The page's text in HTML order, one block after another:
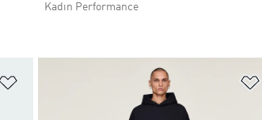
Kadın Performance